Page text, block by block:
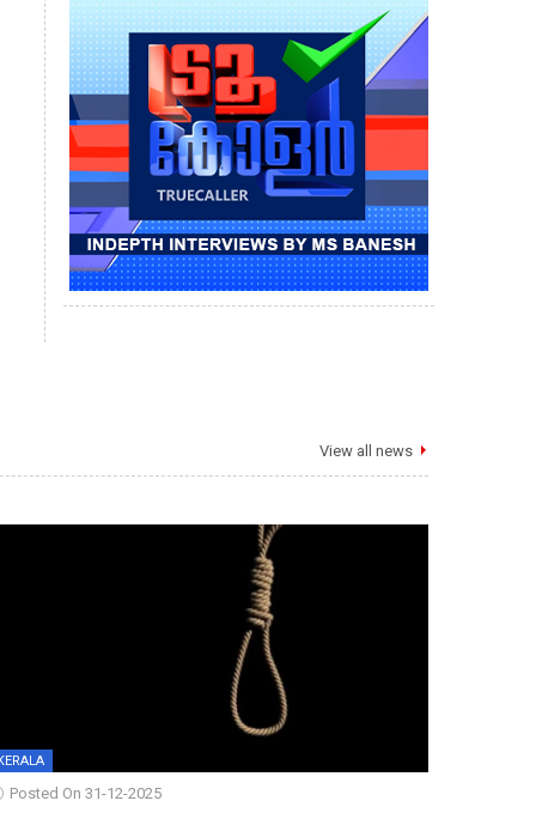
View all news
Posted On 31-12-2025